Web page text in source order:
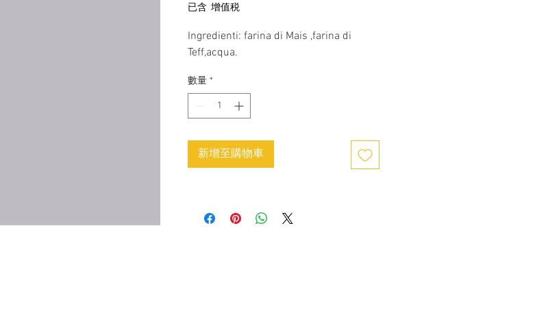
格
已含 增值税
Ingredienti: farina di Mais ,farina di
Teff,acqua.
數量 *
新增至購物車